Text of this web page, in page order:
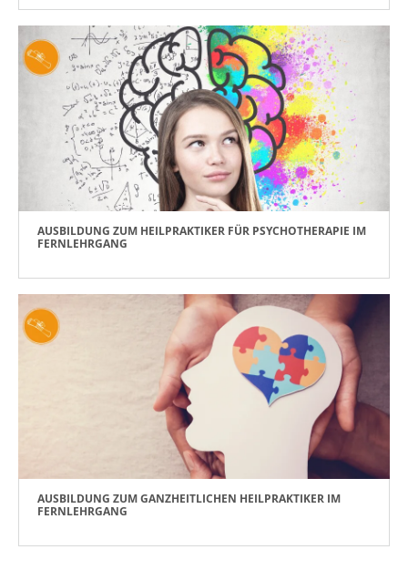
AUSBILDUNG ZUM HEILPRAKTIKER FÜR PSYCHOTHERAPIE IM
FERNLEHRGANG
AUSBILDUNG ZUM GANZHEITLICHEN HEILPRAKTIKER IM
FERNLEHRGANG